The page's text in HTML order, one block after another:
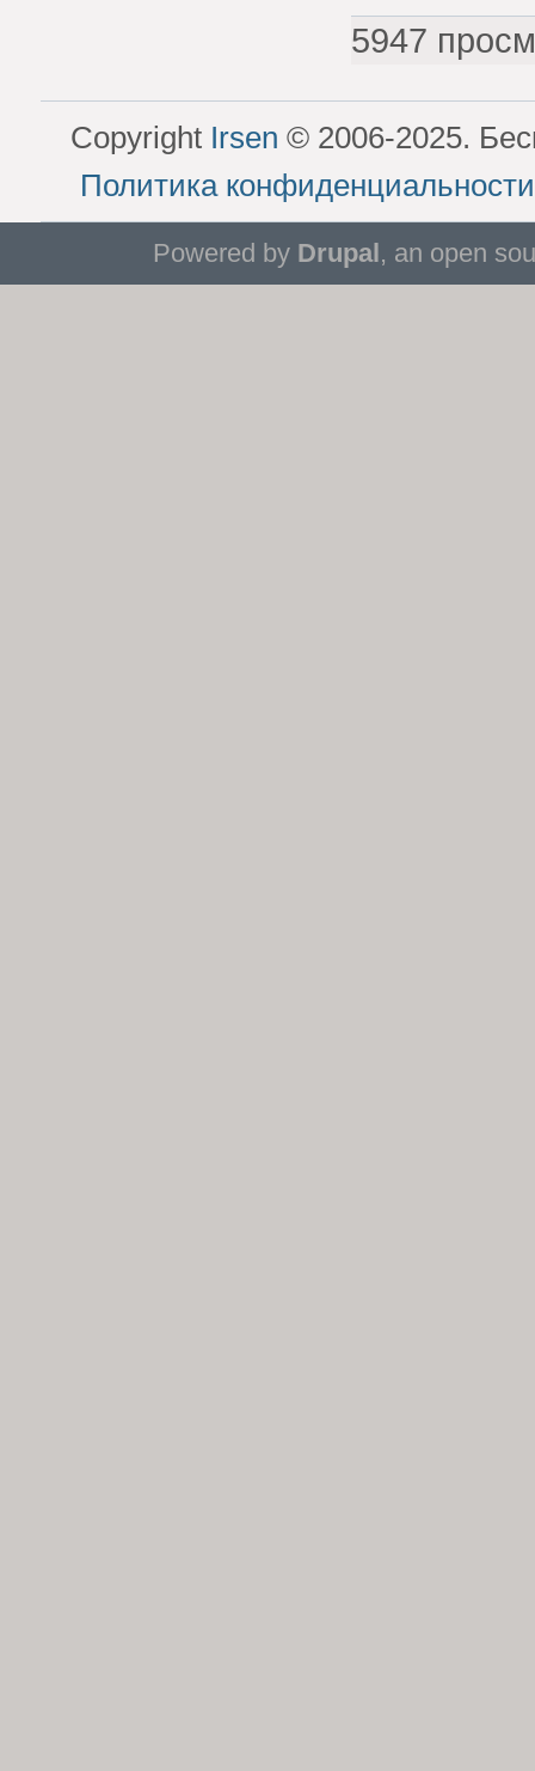
5947
Copyright Irsen © 2006-2025.
Политика
Powered by Drupal, an open